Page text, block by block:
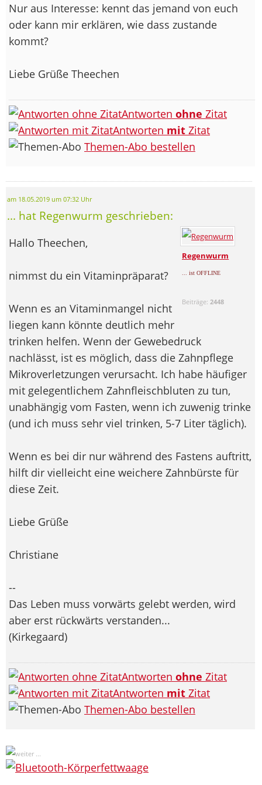
Nur aus Interesse: kennt das jemand von euch
oder kann mir erklären, wie dass zustande
kommt?
Liebe Grüße Theechen
Antworten ohne Zitat
Antworten mit Zitat
Themen-Abo bestellen
am 18.05.2019 um 07:32 Uhr
... hat Regenwurm geschrieben:
Regenwurm
... ist OFFLINE
Beiträge: 2448
Hallo Theechen,
nimmst du ein Vitaminpräparat?
Wenn es an Vitaminmangel nicht
liegen kann könnte deutlich mehr
trinken helfen. Wenn der Gewebedruck
nachlässt, ist es möglich, dass die Zahnpflege
Mikroverletzungen verursacht. Ich habe häufiger
mit gelegentlichem Zahnfleischbluten zu tun,
unabhängig vom Fasten, wenn ich zuwenig trinke
(und ich muss sehr viel trinken, 5-7 Liter täglich).
Wenn es bei dir nur während des Fastens auftritt,
hilft dir vielleicht eine weichere Zahnbürste für
diese Zeit.
Liebe Grüße
Christiane
--
Das Leben muss vorwärts gelebt werden, wird
aber erst rückwärts verstanden...
(Kirkegaard)
Antworten ohne Zitat
Antworten mit Zitat
Themen-Abo bestellen